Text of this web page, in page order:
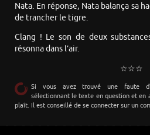
Nata. En réponse, Nata balança sa
de trancher le tigre.
Clang ! Le son de deux
résonna dans l’air.
☆☆☆
Si vous avez trouvé une faute
sélectionnant le texte en question et en
plaît. Il est conseillé de se connecter sur un